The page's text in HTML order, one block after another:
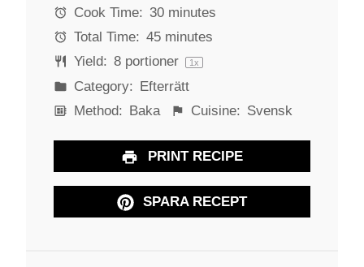
r
r
s
r
s
r
s
Cook Time: 30 minutes
Total Time: 45 minutes
Yield: 8portioner 1x
Category: Efterrätt
Method: Baka Cuisine: Svensk
PRINT RECIPE
SPARA RECEPT